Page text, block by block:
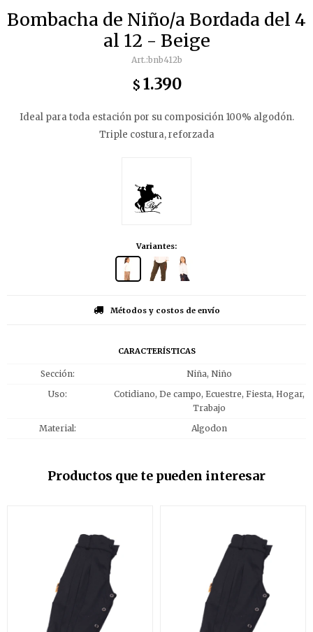
Bombacha de Niño/a Bordada del 4
al 12 - Beige
bnb412b
$ 1.390
Ideal para toda estación por su composición 100% algodón.
Triple costura, reforzada
Variantes:
Métodos y costos de envío
CARACTERÍSTICAS
Sección
Niña, Niño
Uso
Cotidiano, De campo, Ecuestre, Fiesta, Hogar,
Trabajo
Material
Algodon
Productos que te pueden interesar